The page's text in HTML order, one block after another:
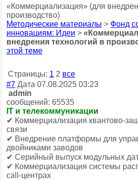
«Коммерциализация» (для
производство)
Методические материалы > Фонд
инновациям: Идеи >
внедрения технологий в
этой теме
Страницы: 1 2 все
#7 Дата 07.08.2025 03:23
admin
сообщений: 65535
IT и телекоммуникации
✔ Коммерциализация квантово-
связи
✔ Внедрение платформы для
двойниками заводов
✔ Серийный выпуск модульных
✔ Коммерциализация системы
call-центрах